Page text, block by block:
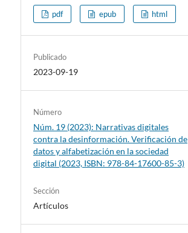
pdf epub html
Publicado
2023-09-19
Número
Núm. 19 (2023): Narrativas digitales
contra la desinformación. Verificación de
datos y alfabetización en la sociedad
digital (2023, ISBN: 978-84-17600-85-3)
Sección
Artículos